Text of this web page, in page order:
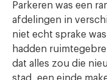
Parkeren was een
afdelingen in
niet echt sprake
hadden
dat alles zou die